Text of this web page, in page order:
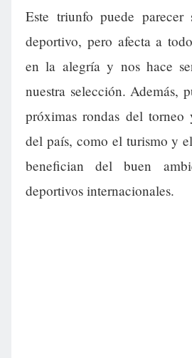
Este triunfo puede parecer
deportivo, pero afecta a
en la alegría y nos hace
nuestra selección. Además,
próximas rondas del
del país, como el turismo y
benefician del buen
deportivos internacionales.